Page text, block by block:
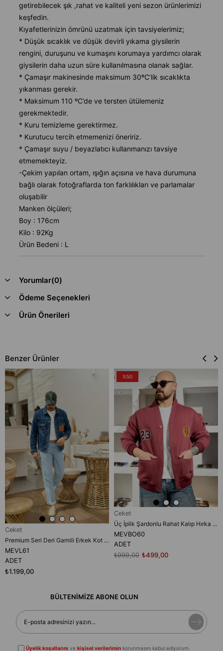
getirebilecek şık ,rahat ve kaliteli yeni sezon ürünlerimizi
keşfedin.
Kıyafetlerinizin ömrünü uzatmak için tavsiyelerimiz;
* Düşük sıcaklık ve düşük devirli yıkama giysilerin
rengini, duruşunu ve kumaşını korumaya yardımcı olarak
giysilerin daha uzun süre kullanılmasına olanak sağlar.
* Çamaşır makinesinde maksimum 30ºC’lik sıcaklıkta
yıkanması gerekir.
* Maksimum 110 ºC’de ve tersten ütülemeniz
gerekmektedir.
* Kuru temizleme gerektirmez.
* Kurutucu tercih etmemenizi öneririz.
* Çamaşır suyu / beyazlatıcı kullanmanızı tavsiye
etmemekteyiz.
-Çekim yapılan ortam, ışığın açısına ve hava durumuna
bağlı olarak fotoğraflarda ton farklılıkları ve parlamalar
oluşabilir
Manken ölçüleri;
Boy : 176cm
Kilo : 92Kg
Ürün Bedeni : L
Yorumlar(0)
Ödeme Seçenekleri
Ürün Önerileri
Benzer Ürünler
Ceket
Premium Seri Deri Garnili Erkek Kot Ceket (MEVL61)
MEVL61
ADET
₺1.199,00
Ceket
Üç İplik Şardonlu Rahat Kalıp Hırka (MEVBO60)
MEVBO60
ADET
₺499,00
₺999,00
%50
BÜLTENİMİZE ABONE OLUN
Üyelik koşullarını vekişisel verilerimin korunmasını kabul ediyorum.